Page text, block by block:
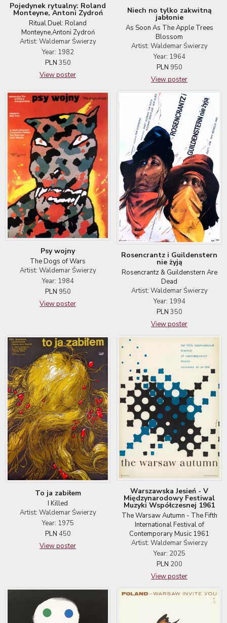
Pojedynek rytualny: Roland
Monteyne, Antoni Zydroń
Ritual Duel: Roland
Monteyne,Antoni Zydroń
Artist: Waldemar Świerzy
Year: 1982
PLN 350
View poster
Niech no tylko zakwitną
jabłonie
As Soon As The Apple Trees
Blossom
Artist: Waldemar Świerzy
Year: 1964
PLN 950
View poster
Psy wojny
The Dogs of Wars
Artist: Waldemar Świerzy
Year: 1984
PLN 950
View poster
Rosencrantz i Guildenstern
nie żyją
Rosencrantz & Guildenstern Are
Dead
Artist: Waldemar Świerzy
Year: 1994
PLN 350
View poster
To ja zabiłem
I Killed
Artist: Waldemar Świerzy
Year: 1975
PLN 450
View poster
Warszawska Jesień - V
Międzynarodowy Festiwal
Muzyki Współczesnej 1961
The Warsaw Autumn - The Fifth
International Festival of
Contemporary Music 1961
Artist: Waldemar Świerzy
Year: 2025
PLN 200
View poster